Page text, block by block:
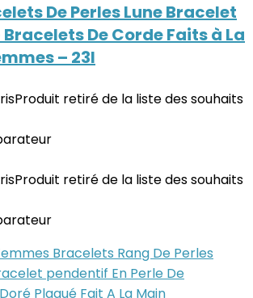
De Perles Lune Bracelet
De Corde Faits à La
– 23I
Produit retiré de la liste des souhaits
Produit retiré de la liste des souhaits